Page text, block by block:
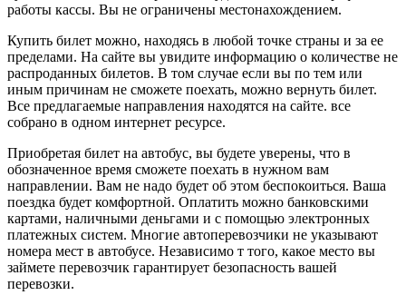
работы кассы. Вы не ограничены местонахождением.
Купить билет можно, находясь в любой точке страны и за ее
пределами. На сайте вы увидите информацию о количестве не
распроданных билетов. В том случае если вы по тем или
иным причинам не сможете поехать, можно вернуть билет.
Все предлагаемые направления находятся на сайте. все
собрано в одном интернет ресурсе.
Приобретая билет на автобус, вы будете уверены, что в
обозначенное время сможете поехать в нужном вам
направлении. Вам не надо будет об этом беспокоиться. Ваша
поездка будет комфортной. Оплатить можно банковскими
картами, наличными деньгами и с помощью электронных
платежных систем. Многие автоперевозчики не указывают
номера мест в автобусе. Независимо т того, какое место вы
займете перевозчик гарантирует безопасность вашей
перевозки.